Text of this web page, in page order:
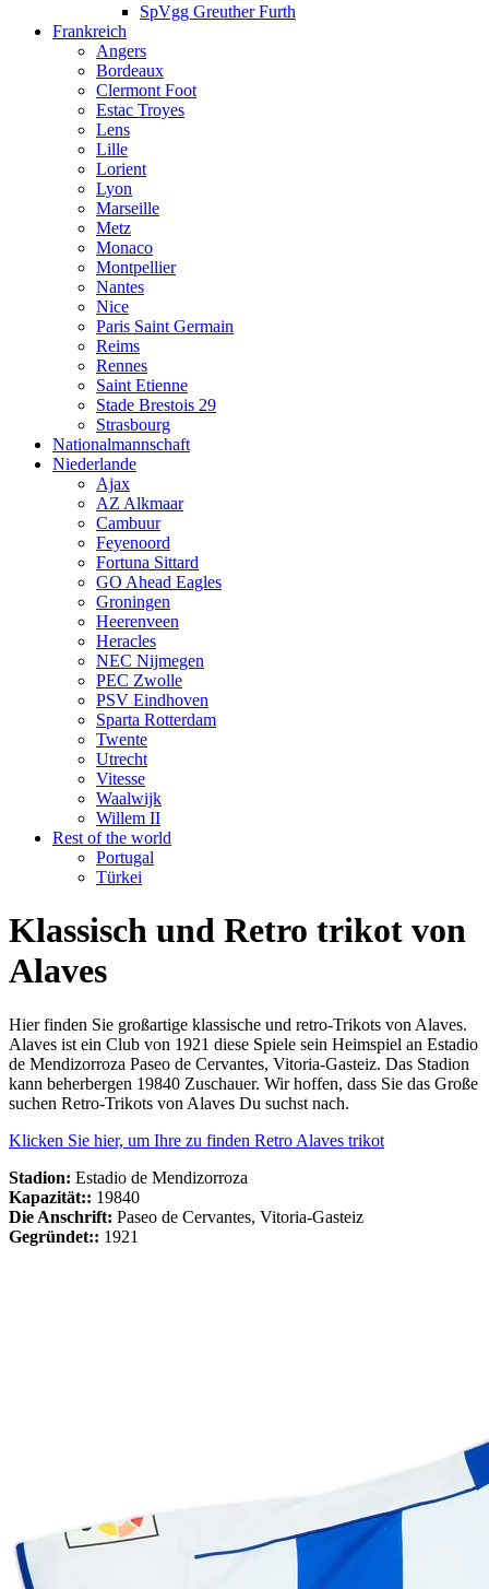
SpVgg Greuther Furth
Frankreich
Angers
Bordeaux
Clermont Foot
Estac Troyes
Lens
Lille
Lorient
Lyon
Marseille
Metz
Monaco
Montpellier
Nantes
Nice
Paris Saint Germain
Reims
Rennes
Saint Etienne
Stade Brestois 29
Strasbourg
Nationalmannschaft
Niederlande
Ajax
AZ Alkmaar
Cambuur
Feyenoord
Fortuna Sittard
GO Ahead Eagles
Groningen
Heerenveen
Heracles
NEC Nijmegen
PEC Zwolle
PSV Eindhoven
Sparta Rotterdam
Twente
Utrecht
Vitesse
Waalwijk
Willem II
Rest of the world
Portugal
Türkei
Klassisch und Retro trikot von
Alaves
Hier finden Sie großartige klassische und retro-Trikots von Alaves.
Alaves ist ein Club von 1921 diese Spiele sein Heimspiel an Estadio
de Mendizorroza Paseo de Cervantes, Vitoria-Gasteiz. Das Stadion
kann beherbergen 19840 Zuschauer. Wir hoffen, dass Sie das Große
suchen Retro-Trikots von Alaves Du suchst nach.
Klicken Sie hier, um Ihre zu finden Retro Alaves trikot
Stadion: Estadio de Mendizorroza
Kapazität:: 19840
Die Anschrift: Paseo de Cervantes, Vitoria-Gasteiz
Gegründet:: 1921